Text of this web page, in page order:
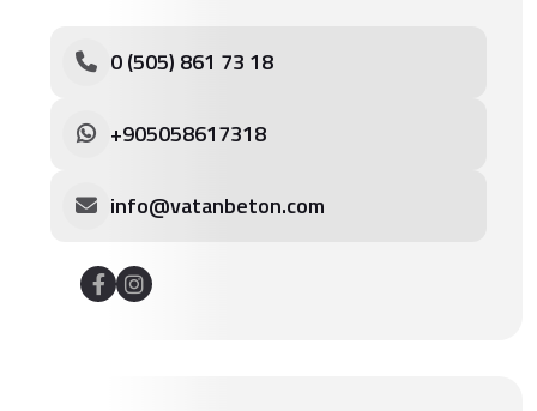
0 (505) 861 73 18
+905058617318
info@vatanbeton.com